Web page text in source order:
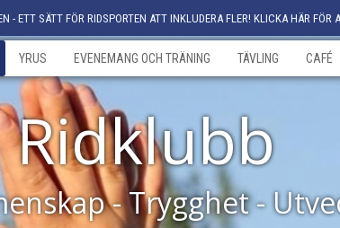
- ETT SÄTT FÖR RIDSPORTEN ATT INKLUDERA FLER! KLICKA HÄR FÖR
YRUS EVENEMANG OCH TRÄNING TÄVLING CAFÉ
Ridklubb
- Trygghet -